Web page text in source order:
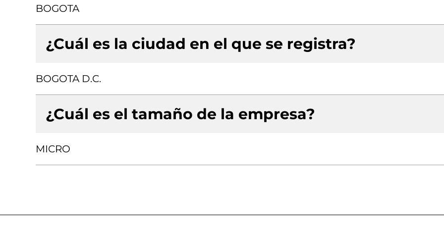
BOGOTA
¿Cuál es la ciudad en el que se registra?
BOGOTA D.C.
¿Cuál es el tamaño de la empresa?
MICRO